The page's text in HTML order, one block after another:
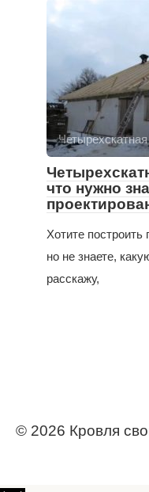
Четырехскатная
что нужно
Хотите
но не знаете,
расскажу,
© 2026 Кровля